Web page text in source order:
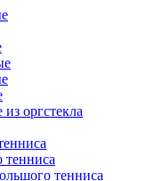
оргстекла
тенниса
тенниса